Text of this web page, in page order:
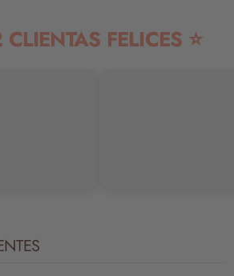
FELICES ⭐